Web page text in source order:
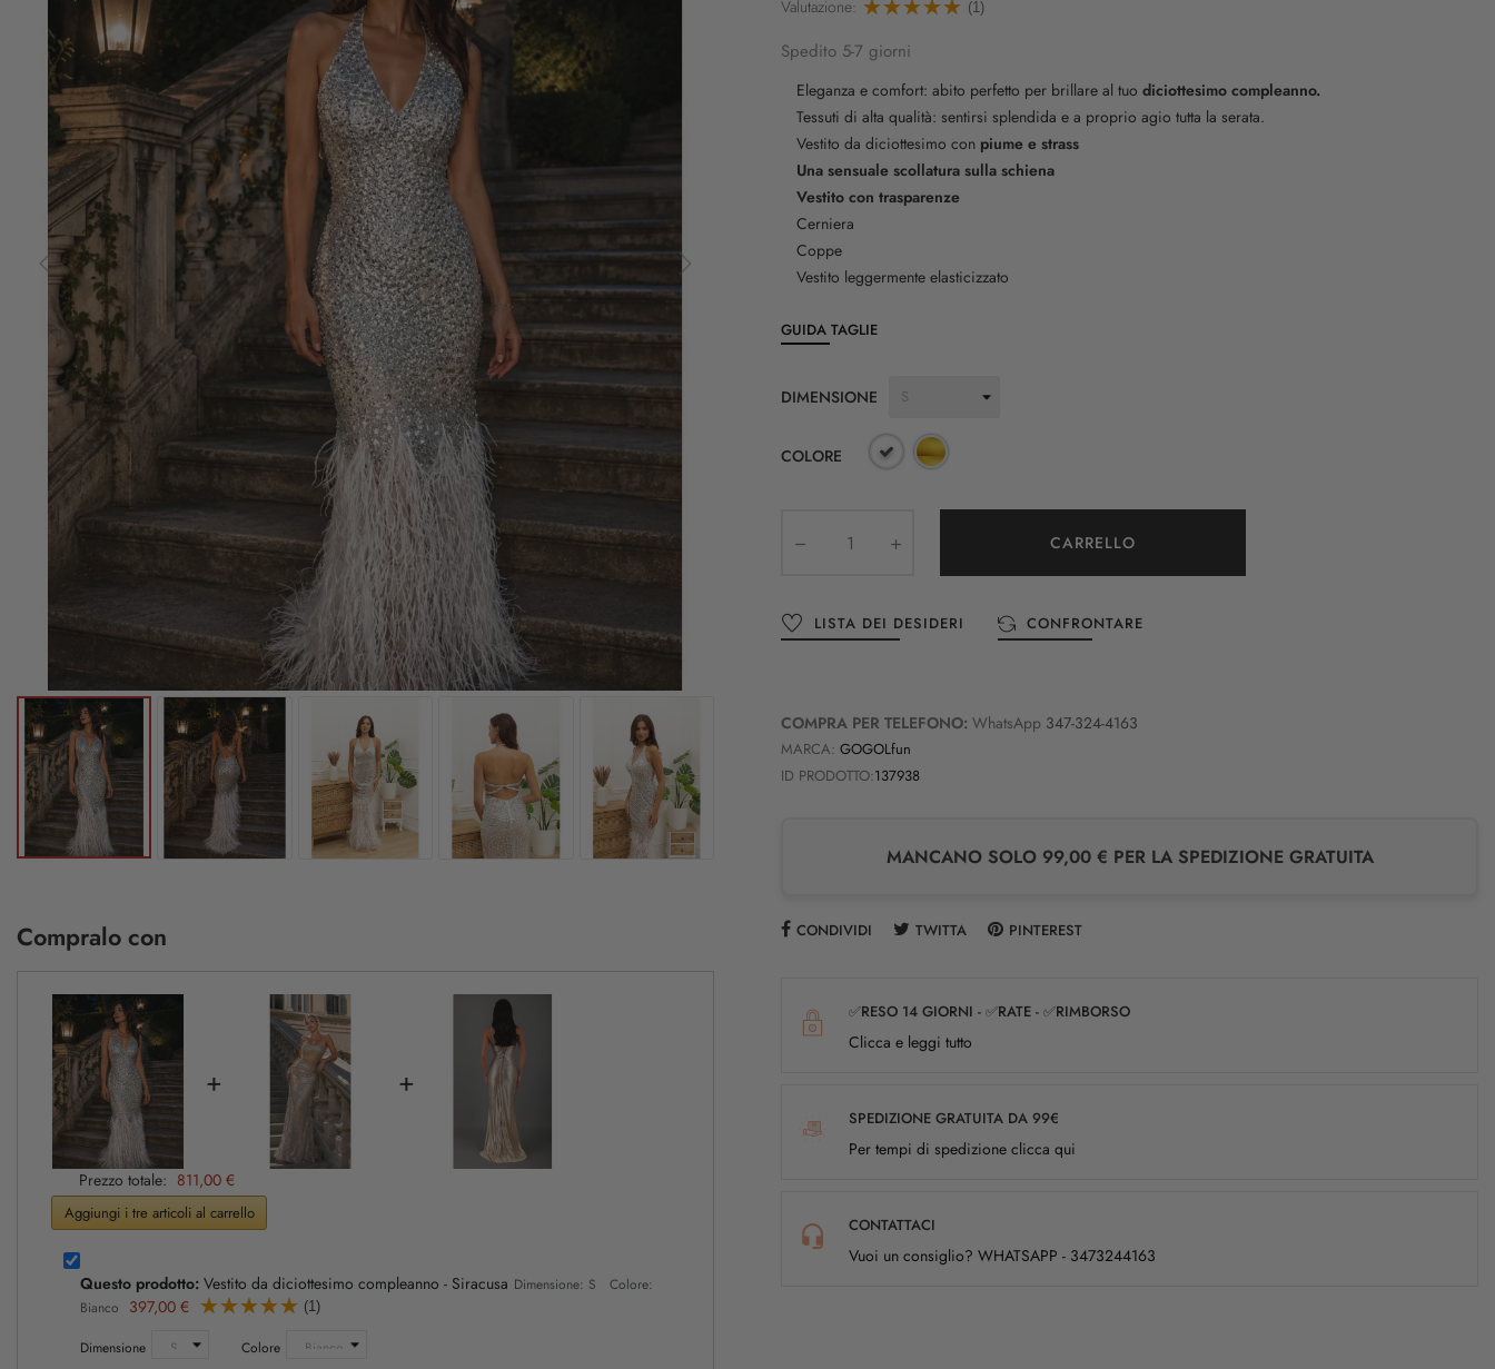
Compralo con
+ +
Prezzo totale: 811,00 €
Aggiungi i tre articoli al carrello
Questo prodotto: Vestito da diciottesimo compleanno - Siracusa Dimensione: S Colore:
Bianco
397,00 € (1)
Dimensione Colore
Valutazione: (1)
Spedito 5-7 giorni
Eleganza e comfort: abito perfetto per brillare al tuo diciottesimo compleanno.
Tessuti di alta qualità: sentirsi splendida e a proprio agio tutta la serata.
Vestito da diciottesimo con piume e strass
Una sensuale scollatura sulla schiena
Vestito con trasparenze
Cerniera
Coppe
Vestito leggermente elasticizzato
GUIDA TAGLIE
DIMENSIONE
COLORE
CARRELLO
LISTA DEI DESIDERI CONFRONTARE
COMPRA PER TELEFONO: WhatsApp 347-324-4163
MARCA: GOGOLfun
ID PRODOTTO:137938
MANCANO SOLO 99,00 € PER LA SPEDIZIONE GRATUITA
CONDIVIDI TWITTA PINTEREST
✅RESO 14 GIORNI - ✅RATE - ✅RIMBORSO
Clicca e leggi tutto
SPEDIZIONE GRATUITA DA 99€
Per tempi di spedizione clicca qui
CONTATTACI
Vuoi un consiglio? WHATSAPP - 3473244163